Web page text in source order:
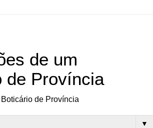
de um
de Província
Boticário de Província
▼